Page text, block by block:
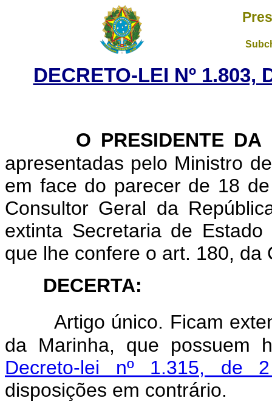
DECRETO-LEI Nº 1.803,
O PRESIDENTE DA
apresentadas pelo Ministro
em face do parecer de 18
Consultor Geral da
extinta Secretaria de
que lhe confere o art. 180, da
DECERTA:
Artigo único. Ficam
da Marinha, que possuem
Decreto-lei nº 1.315, de
disposições em contrário.